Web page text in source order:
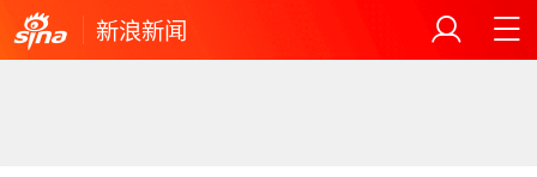
新浪新闻